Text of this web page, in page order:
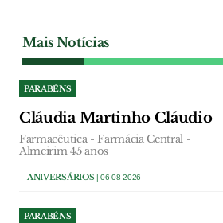
Mais Notícias
PARABÉNS
Cláudia Martinho Cláudio
Farmacêutica - Farmácia Central -
Almeirim 45 anos
ANIVERSÁRIOS| 06-08-2026
PARABÉNS